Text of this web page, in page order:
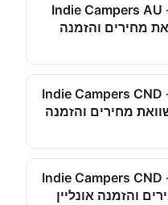
השכרת קרוואנים - Indie Campers AU
מחירים והזמנה
השכרת קרוואנים - Indie Campers CND
מחירים והזמנה
השכרת קרוואנים - Indie Campers CND
והזמנה אונליין